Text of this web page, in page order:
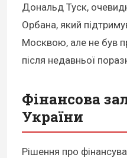
Дональд Туск,
Орбана, який
Москвою, але не був
після недавньої
Фінансова
України
Рішення про